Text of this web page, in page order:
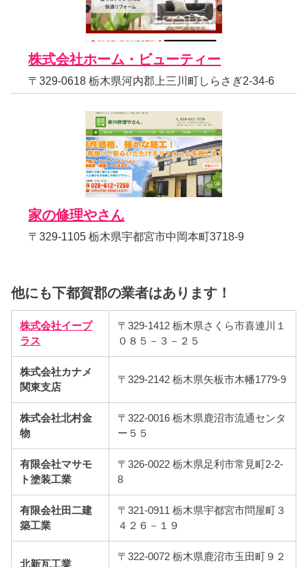
株式会社ホーム・ビューティー
〒329-0618 栃木県河内郡上三川町しらさぎ2-34-6
家の修理やさん
〒329-1105 栃木県宇都宮市中岡本町3718-9
他にも下都賀郡の業者はあります！
株式会社イープ
ラス
〒329-1412 栃木県さくら市喜連川１
０８５－３－２５
株式会社カナメ
関東支店
〒329-2142 栃木県矢板市木幡1779-9
株式会社北村金
物
〒322-0016 栃木県鹿沼市流通センタ
ー５５
有限会社マサモ
ト塗装工業
〒326-0022 栃木県足利市常見町2-2-
8
有限会社田二建
築工業
〒321-0911 栃木県宇都宮市問屋町３
４２６－１９
北新瓦工業
〒322-0072 栃木県鹿沼市玉田町９２